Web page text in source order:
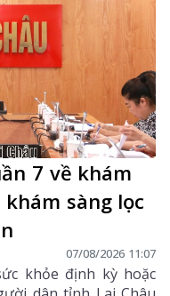
7 về khám
sàng lọc
07/08/2026 11:07
khỏe định kỳ hoặc